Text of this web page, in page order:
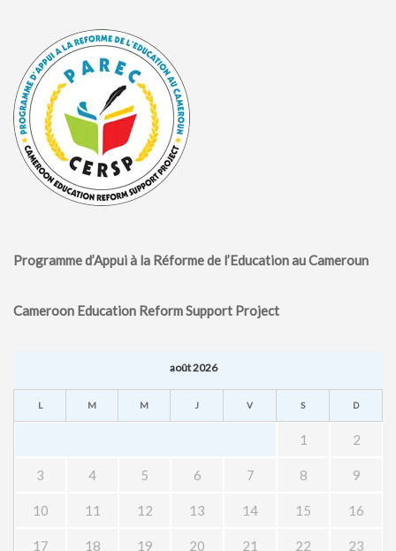
Programme d’Appui à la Réforme de l’Education au Cameroun
Cameroon Education Reform Support Project
août 2026
L M M J V S D
1 2
3 4 5 6 7 8 9
10 11 12 13 14 15 16
17 18 19 20 21 22 23